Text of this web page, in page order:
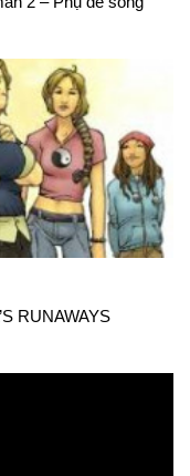
RUNAWAYS